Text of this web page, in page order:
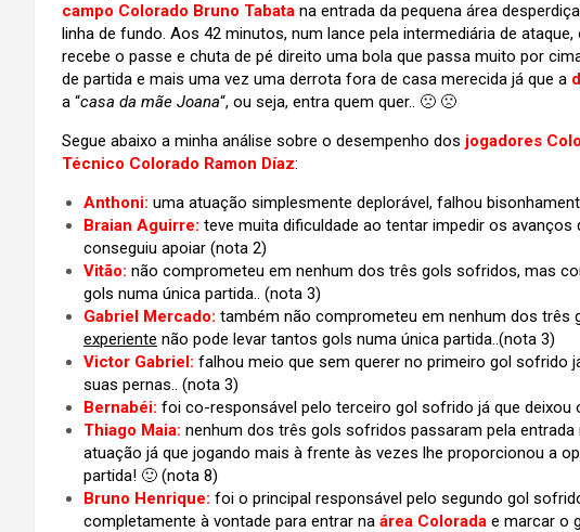
campo Colorado Bruno Tabata na entrada da pequena área
linha de fundo. Aos 42 minutos, num lance pela intermediária de ataque,
recebe o passe e chuta de pé direito uma bola que passa muito por
de partida e mais uma vez uma derrota fora de casa merecida já que a
a “casa da mãe Joana“, ou seja, entra quem quer.. 🙁 🙁
Segue abaixo a minha análise sobre o desempenho dos jogadores
Técnico Colorado Ramon Díaz:
Anthoni: uma atuação simplesmente deplorável, falhou
Braian Aguirre: teve muita dificuldade ao tentar impedir os avanços
conseguiu apoiar (nota 2)
Vitão: não comprometeu em nenhum dos três gols sofridos, mas
gols numa única partida.. (nota 3)
Gabriel Mercado: também não comprometeu em nenhum dos três
experiente não pode levar tantos gols numa única partida..(nota 3)
Victor Gabriel: falhou meio que sem querer no primeiro gol sofrido
suas pernas.. (nota 3)
Bernabéi: foi co-responsável pelo terceiro gol sofrido já que deixou
Thiago Maia: nenhum dos três gols sofridos passaram pela entrada
atuação já que jogando mais à frente às vezes lhe proporcionou a
partida! 🙂 (nota 8)
Bruno Henrique: foi o principal responsável pelo segundo gol
completamente à vontade para entrar na área Colorada e marcar o